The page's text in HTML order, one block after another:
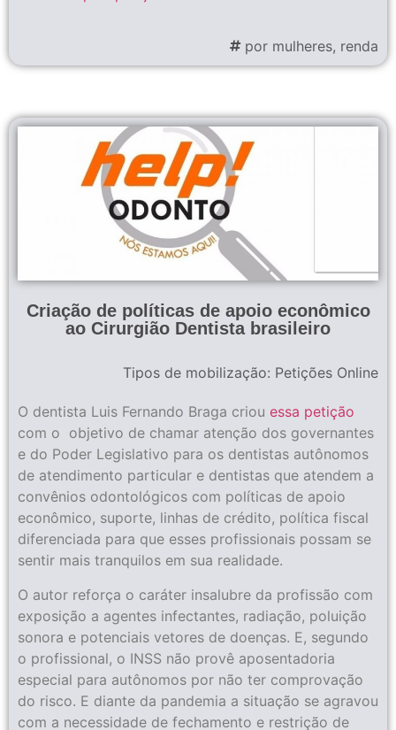
por mulheres, renda
Criação de políticas de apoio econômico
ao Cirurgião Dentista brasileiro
Tipos de mobilização: Petições Online
O dentista Luis Fernando Braga criou essa petição
com o objetivo de chamar atenção dos governantes
e do Poder Legislativo para os dentistas autônomos
de atendimento particular e dentistas que atendem a
convênios odontológicos com políticas de apoio
econômico, suporte, linhas de crédito, política fiscal
diferenciada para que esses profissionais possam se
sentir mais tranquilos em sua realidade.
O autor reforça o caráter insalubre da profissão com
exposição a agentes infectantes, radiação, poluição
sonora e potenciais vetores de doenças. E, segundo
o profissional, o INSS não provê aposentadoria
especial para autônomos por não ter comprovação
do risco. E diante da pandemia a situação se agravou
com a necessidade de fechamento e restrição de